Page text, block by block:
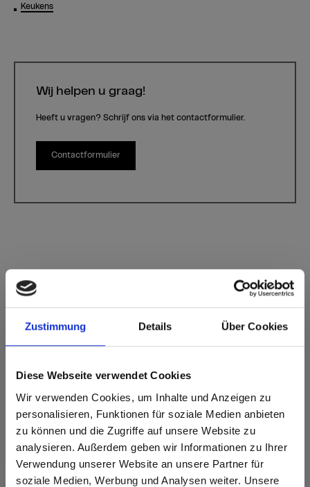
Zustimmung Details Über Cookies
Diese Webseite verwendet Cookies
Wir verwenden Cookies, um Inhalte und Anzeigen zu
personalisieren, Funktionen für soziale Medien anbieten
zu können und die Zugriffe auf unsere Website zu
analysieren. Außerdem geben wir Informationen zu Ihrer
Verwendung unserer Website an unsere Partner für
soziale Medien, Werbung und Analysen weiter. Unsere
Keukens
Wij helpen u graag!
Heeft u vragen? Schrijf ons via het contactformulier.
Contactformulier
0907 Graphite Flagship Oak
Dit decor is richtinggebonden (in de lengterichting). Houd hier
rekening mee bij optimalisatie en het zagen.
Productkenmerken
Gemakkelijk schoon te
Slagvast
Krasvast Oplosmiddelbestendig
Oppervlaktekenmerken